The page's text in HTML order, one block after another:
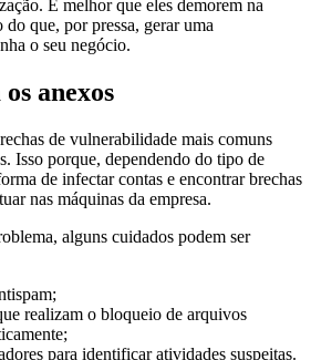
É melhor que eles demorem na
do que, por pressa, gerar uma
o seu negócio.
anexos
de vulnerabilidade mais comuns
Isso porque, dependendo do tipo de
de infectar contas e encontrar brechas
nas máquinas da empresa.
alguns cuidados podem ser
realizam o bloqueio de arquivos
para identificar atividades suspeitas.